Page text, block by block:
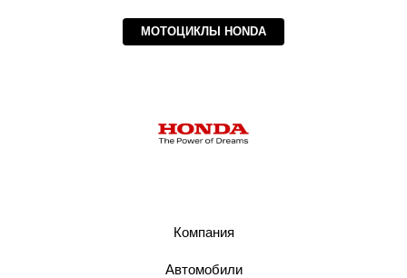
МОТОЦИКЛЫ HONDA
Компания
Автомобили